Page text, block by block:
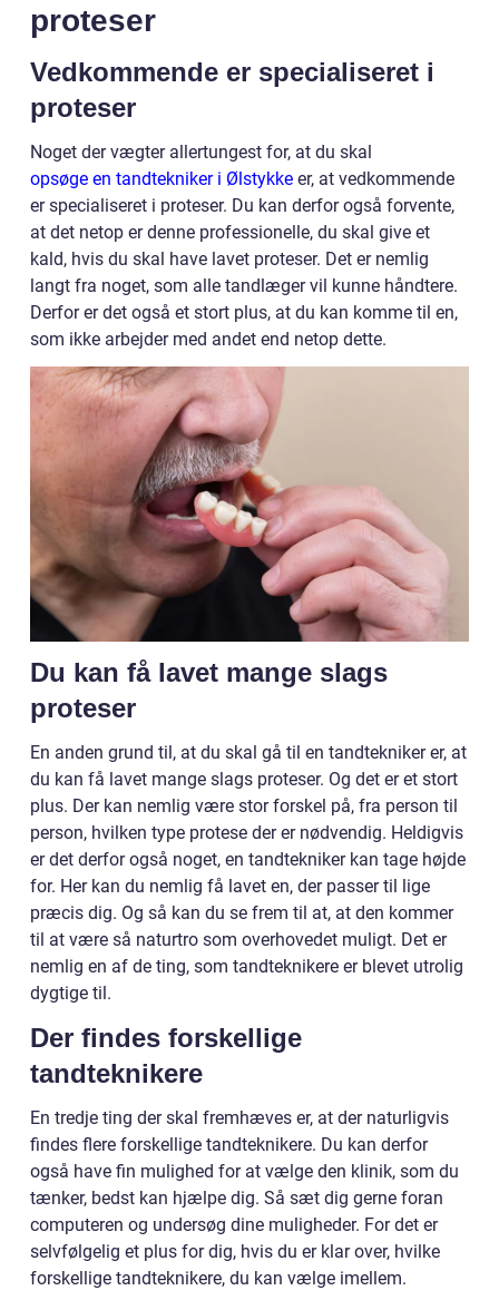
proteser
Vedkommende er specialiseret i
proteser
Noget der vægter allertungest for, at du skal
opsøge en tandtekniker i Ølstykke er, at vedkommende
er specialiseret i proteser. Du kan derfor også forvente,
at det netop er denne professionelle, du skal give et
kald, hvis du skal have lavet proteser. Det er nemlig
langt fra noget, som alle tandlæger vil kunne håndtere.
Derfor er det også et stort plus, at du kan komme til en,
som ikke arbejder med andet end netop dette.
Du kan få lavet mange slags
proteser
En anden grund til, at du skal gå til en tandtekniker er, at
du kan få lavet mange slags proteser. Og det er et stort
plus. Der kan nemlig være stor forskel på, fra person til
person, hvilken type protese der er nødvendig. Heldigvis
er det derfor også noget, en tandtekniker kan tage højde
for. Her kan du nemlig få lavet en, der passer til lige
præcis dig. Og så kan du se frem til at, at den kommer
til at være så naturtro som overhovedet muligt. Det er
nemlig en af de ting, som tandteknikere er blevet utrolig
dygtige til.
Der findes forskellige
tandteknikere
En tredje ting der skal fremhæves er, at der naturligvis
findes flere forskellige tandteknikere. Du kan derfor
også have fin mulighed for at vælge den klinik, som du
tænker, bedst kan hjælpe dig. Så sæt dig gerne foran
computeren og undersøg dine muligheder. For det er
selvfølgelig et plus for dig, hvis du er klar over, hvilke
forskellige tandteknikere, du kan vælge imellem.